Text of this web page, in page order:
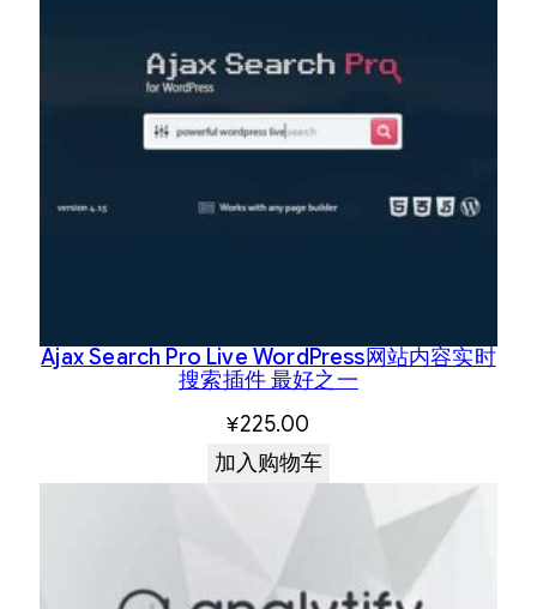
Ajax Search Pro Live WordPress网站内容实时
搜索插件 最好之一
¥225.00
加入购物车